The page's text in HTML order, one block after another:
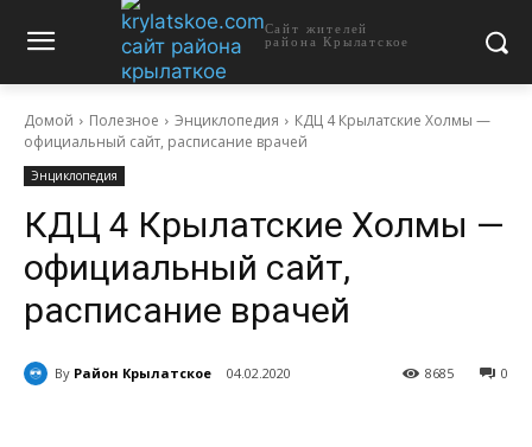
Сайт жителей
района Крылатское
Домой Полезное Энциклопедия
КДЦ 4 Крылатские Холмы —
официальный сайт, расписание врачей
Энциклопедия
КДЦ 4 Крылатские Холмы —
официальный сайт,
расписание врачей
By Район Крылатское 04.02.2020 0
8685